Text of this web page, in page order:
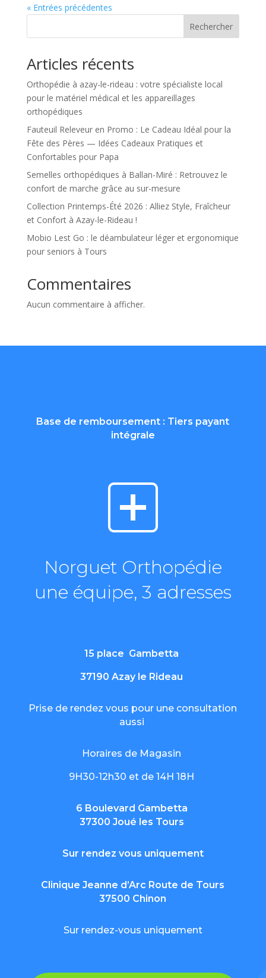
« Entrées précédentes
Rechercher
Articles récents
Orthopédie à azay-le-rideau : votre spécialiste local
pour le matériel médical et les appareillages
orthopédiques
Fauteuil Releveur en Promo : Le Cadeau Idéal pour la
Fête des Pères — Idées Cadeaux Pratiques et
Confortables pour Papa
Semelles orthopédiques à Ballan-Miré : Retrouvez le
confort de marche grâce au sur-mesure
Collection Printemps-Été 2026 : Alliez Style, Fraîcheur
et Confort à Azay-le-Rideau !
Mobio Lest Go : le déambulateur léger et ergonomique
pour seniors à Tours
Commentaires
Aucun commentaire à afficher.
Base de remboursement : Tiers payant
intégrale
Norguet Orthopédie
une équipe, 3 adresses
15 place Gambetta
37190 Azay le Rideau
Prise de rendez vous pour une consultation
aussi
Horaires de Magasin
9H30-12h30 et de 14H 18H
6 Boulevard Gambetta
37300 Joué les Tours
Sur rendez vous uniquement
Clinique Jeanne d’Arc Route de Tours
37500 Chinon
Sur rendez-vous uniquement